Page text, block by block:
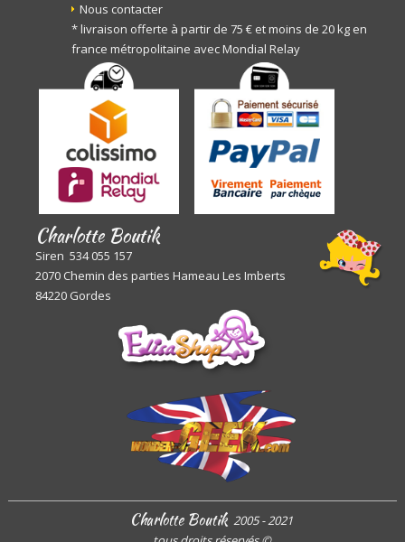
Nous contacter
* livraison offerte à partir de 75 € et moins de 20 kg en
france métropolitaine avec Mondial Relay
Charlotte Boutik
Siren 534 055 157
2070 Chemin des parties Hameau Les Imberts
84220 Gordes
Charlotte Boutik 2005 - 2021